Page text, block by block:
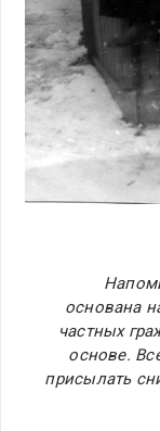
основана
частных
основе.
присылать